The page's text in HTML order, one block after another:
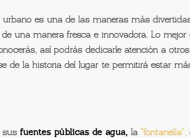
urbanoes una de las maneras más
una manera fresca e innovadora. Lo
así podrás dedicarle atención a
de la historia del lugar te permitirá estar
susfuentes públicas de agua, la “fontanella“,